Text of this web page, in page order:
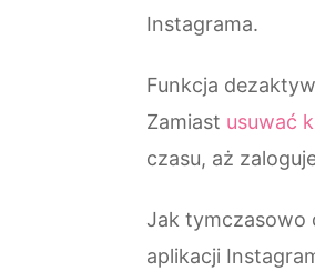
Instagrama.
Funkcja
Zamiast usuwać
czasu, aż
Jak tymczasowo
aplikacji